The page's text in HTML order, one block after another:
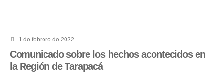
1 de febrero de 2022
Comunicado sobre los hechos acontecidos en
la Región de Tarapacá